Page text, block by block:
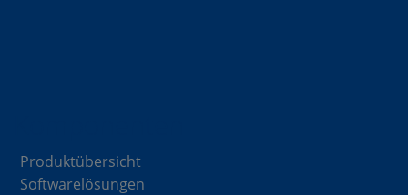
Produktübersicht
Softwarelösungen